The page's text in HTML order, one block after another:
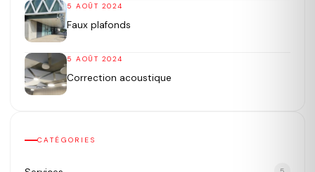
5 AOÛT 2024
Faux plafonds
5 AOÛT 2024
Correction acoustique
CATÉGORIES